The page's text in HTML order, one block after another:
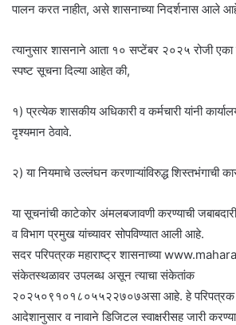
पालन करत नाहीत, असे शासनाच्या निदर्शनास आले
त्यानुसार शासनाने आता १० सप्टेंबर २०२५ रोजी एका
स्पष्ट सूचना दिल्या आहेत की,
१) प्रत्येक शासकीय अधिकारी व कर्मचारी यांनी
दृश्यमान ठेवावे.
२) या नियमाचे उल्लंघन करणाऱ्यांविरुद्ध शिस्तभंगाची
या सूचनांची काटेकोर अंमलबजावणी करण्याची
व विभाग प्रमुख यांच्यावर सोपविण्यात आली आहे.
सदर परिपत्रक महाराष्ट्र शासनाच्या
संकेतस्थळावर उपलब्ध असून त्याचा संकेतांक
२०२५०९१०१८०५५२२७०७असा आहे. हे परिपत्रक
आदेशानुसार व नावाने डिजिटल स्वाक्षरीसह जारी